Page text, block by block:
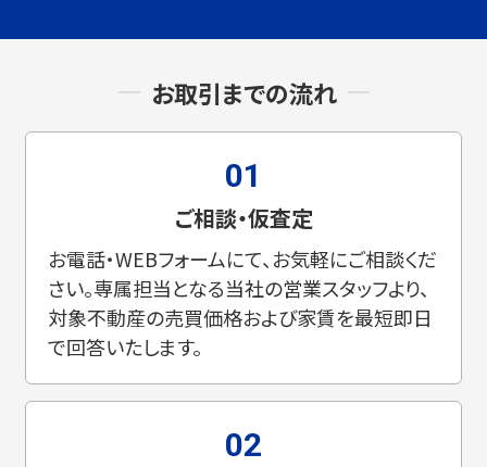
お取引までの流れ
01
ご相談・仮査定
お電話・WEBフォームにて、お気軽にご相談くだ
さい。専属担当となる当社の営業スタッフより、
対象不動産の売買価格および家賃を最短即日
で回答いたします。
02